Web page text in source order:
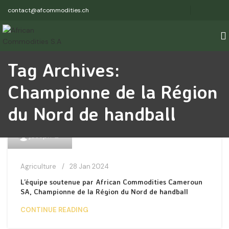
contact@afcommodities.ch
Tag Archives:
Championne de la Région
du Nord de handball
joseph
Agriculture
28 Jan 2024
L’équipe soutenue par African Commodities Cameroun
SA, Championne de la Région du Nord de handball
CONTINUE READING